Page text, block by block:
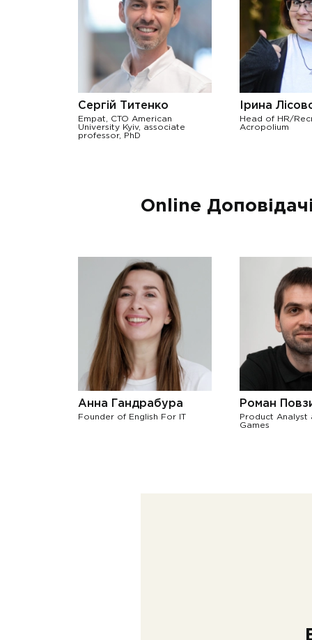
Сергій Титенко
Empat, CTO American
University Kyiv, associate
professor, PhD
Ірина
Head of HR/
Acropolium
Online
Анна Гандрабура
Founder of English For IT
Роман
Product Analyst
Games